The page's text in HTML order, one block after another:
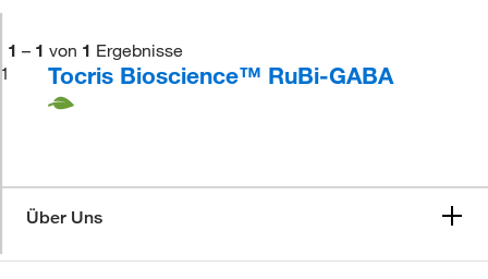
1 – 1 von 1 Ergebnisse
1
Tocris Bioscience™ RuBi-GABA
Über Uns